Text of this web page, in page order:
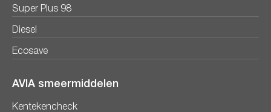
Super Plus 98
Diesel
Ecosave
AVIA smeermiddelen
Kentekencheck